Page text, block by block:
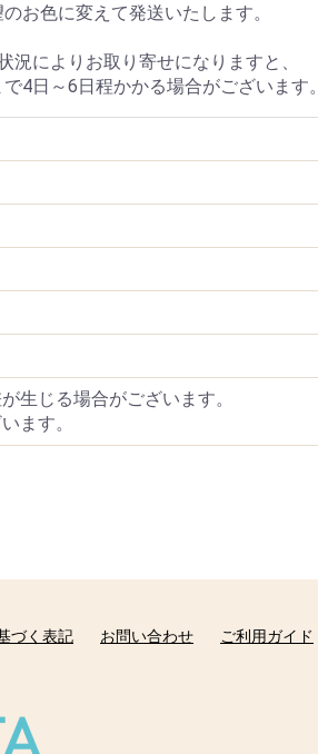
のお色に変えて発送いたします。
況によりお取り寄せになりますと、
4日～6日程かかる場合がございます。
生じる場合がございます。
ます。
づく表記 お問い合わせ ご利用ガイド